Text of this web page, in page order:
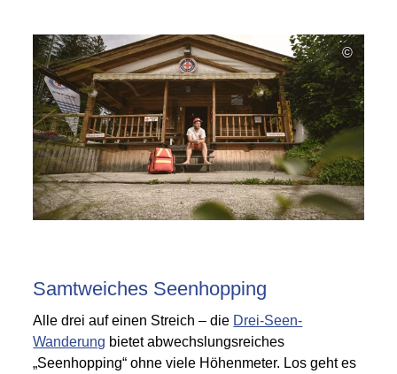
©
Samtweiches Seenhopping
Alle drei auf einen Streich – die Drei-Seen-
Wanderung bietet abwechslungsreiches
„Seenhopping“ ohne viele Höhenmeter. Los geht es